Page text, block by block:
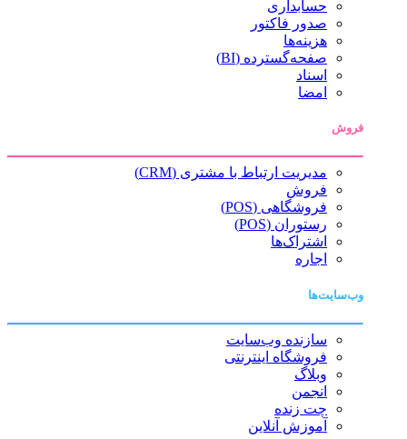
حسابداری
صدور فاکتور
هزینه‌ها
صفحه‌گسترده (BI)
اسناد
امضا
فروش
مدیریت ارتباط با مشتری (CRM)
فروش
فروشگاهی (POS)
رستوران (POS)
اشتراک‌ها
اجاره
وب‌سایت‌ها
سازنده وب‌سایت
فروشگاه اینترنتی
وبلاگ
انجمن
چت زنده
آموزش آنلاین